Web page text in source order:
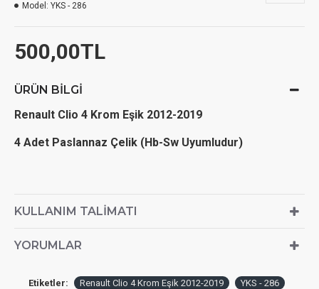
500,00TL
Model: YKS - 286
ÜRÜN BILGI
Renault Clio 4 Krom Eşik 2012-2019
4 Adet Paslannaz Çelik (Hb-Sw Uyumludur)
KULLANIM TALIMATI
YORUMLAR
Etiketler: Renault Clio 4 Krom Eşik 2012-2019
YKS - 286